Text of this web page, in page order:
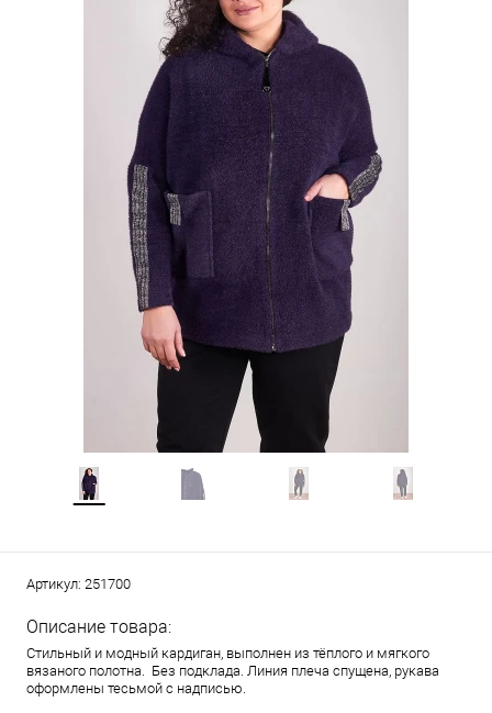
Артикул: 251700
Описание товара:
Стильный и модный кардиган, выполнен из тёплого и мягкого
вязаного полотна. Без подклада. Линия плеча спущена, рукава
оформлены тесьмой с надписью.